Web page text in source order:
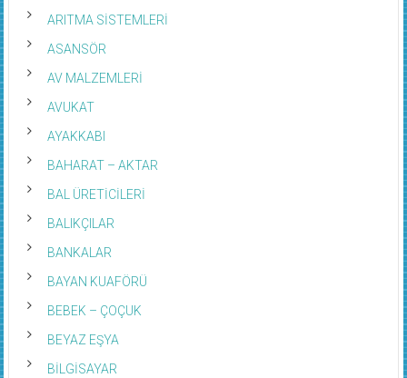
ARITMA SİSTEMLERİ
ASANSÖR
AV MALZEMLERİ
AVUKAT
AYAKKABI
BAHARAT – AKTAR
BAL ÜRETİCİLERİ
BALIKÇILAR
BANKALAR
BAYAN KUAFÖRÜ
BEBEK – ÇOÇUK
BEYAZ EŞYA
BİLGİSAYAR